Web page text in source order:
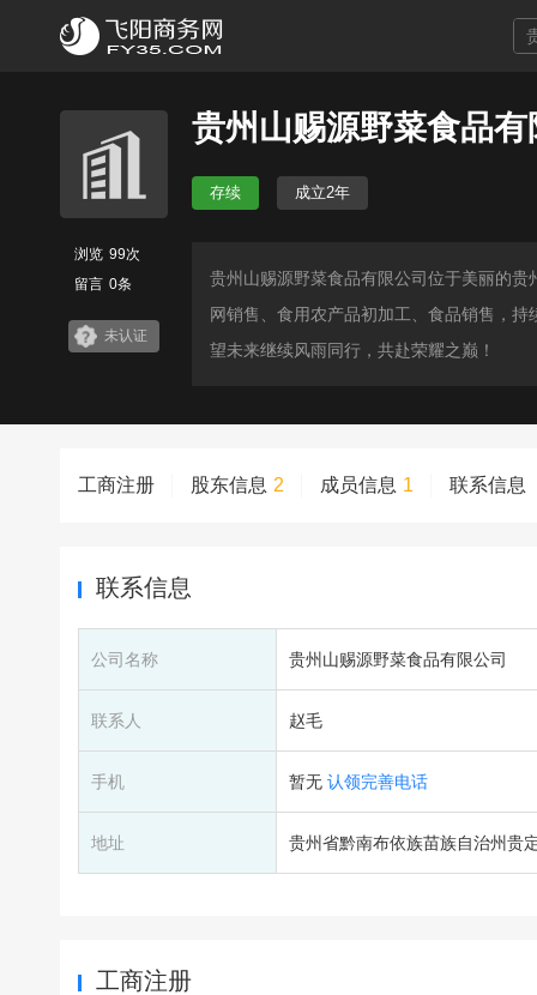
贵州山赐源野菜食品有
存续 成立2年
浏览 99次
留言 0条
未认证
贵州山赐源野菜食品有限公司位于美丽的
网销售、食用农产品初加工、食品销售，
望未来继续风雨同行，共赴荣耀之巅！
工商注册 股东信息 2 成员信息 1 联系信息
联系信息
公司名称 贵州山赐源野菜食品有限公司
联系人 赵毛
手机 暂无 认领完善电话
地址 贵州省黔南布依族苗族自治州贵
工商注册